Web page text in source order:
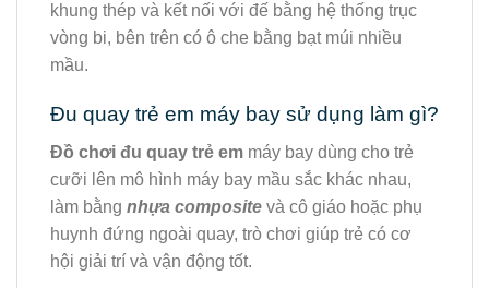
khung thép và kết nối với đế bằng hệ thống trục
vòng bi, bên trên có ô che bằng bạt múi nhiều
mầu.
Đu quay trẻ em máy bay sử dụng làm gì?
Đồ chơi đu quay trẻ em máy bay dùng cho trẻ
cưỡi lên mô hình máy bay mầu sắc khác nhau,
làm bằng nhựa composite và cô giáo hoặc phụ
huynh đứng ngoài quay, trò chơi giúp trẻ có cơ
hội giải trí và vận động tốt.